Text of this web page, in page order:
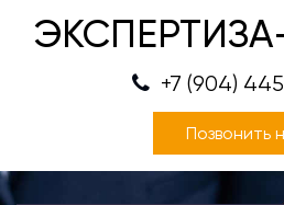
+7 (904)
Позвонить